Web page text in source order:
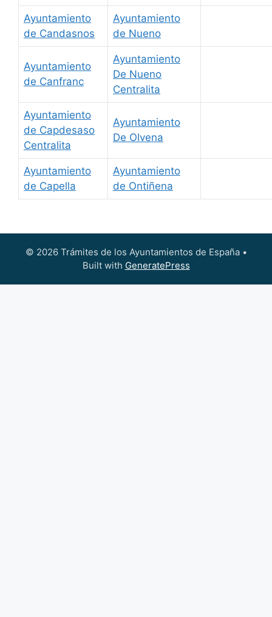
Ayuntamiento
de Candasnos
Ayuntamiento
de Nueno
Ayuntamiento
de Canfranc
Ayuntamiento
De Nueno
Centralita
Ayuntamiento
de Capdesaso
Centralita
Ayuntamiento
De Olvena
Ayuntamiento
de Capella
Ayuntamiento
de Ontiñena
© 2026 Trámites de los Ayuntamientos de España•
Built with GeneratePress